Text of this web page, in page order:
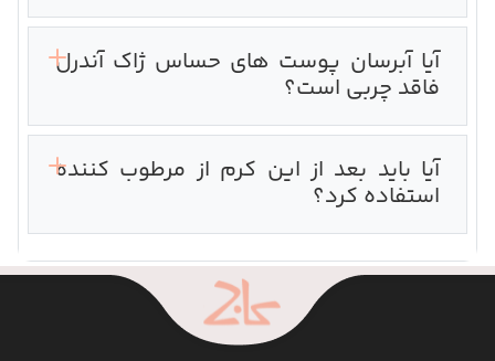
آیا آبرسان پوست های حساس ژاک آندرل
فاقد چربی است؟
آیا باید بعد از این کرم از مرطوب کننده
استفاده کرد؟